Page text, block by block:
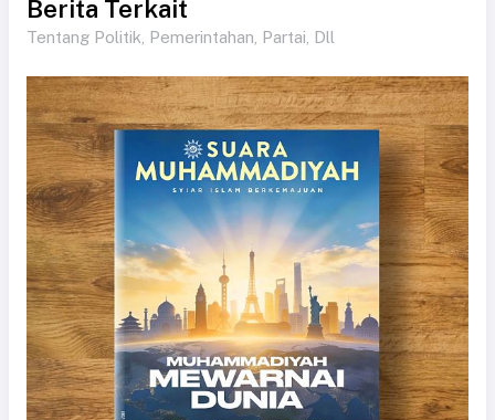
Berita Terkait
Tentang Politik, Pemerintahan, Partai, Dll